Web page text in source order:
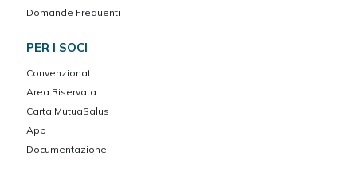
Domande Frequenti
PER I SOCI
Convenzionati
Area Riservata
Carta MutuaSalus
App
Documentazione